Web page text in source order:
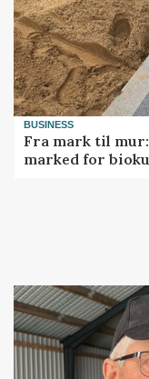
BUSINESS
Fra mark til
marked for